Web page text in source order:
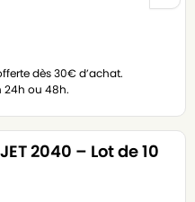
dès 30€ d’achat.
24h ou 48h.
2040 – Lot de 10